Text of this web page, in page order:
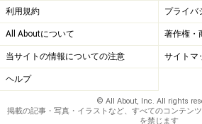
利用規約 プライバ
All Aboutについて 著作権・
当サイトの情報についての注意 サイトマ
ヘルプ
© All About, Inc. All rights
掲載の記事・写真・イラストなど、すべてのコンテン
を禁じます